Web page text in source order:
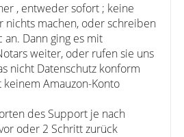
, entweder sofort ; keine
nichts machen, oder schreiben
Dann ging es mit
weiter, oder rufen sie uns
nicht Datenschutz konform
Amauzon-Konto
des Support je nach
oder 2 Schritt zurück